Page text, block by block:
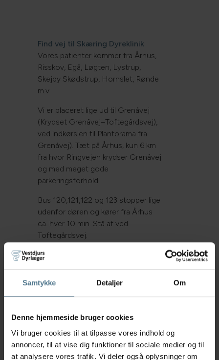
Samtykke Detaljer Om
Denne hjemmeside bruger cookies
Vi bruger cookies til at tilpasse vores indhold og
annoncer, til at vise dig funktioner til sociale medier og til
at analysere vores trafik. Vi deler også oplysninger om
Find vej til Skæring Dyreklinik
Vores patienter kommer fra Århus,
Risskov, Egå, Løgten, Lystrup,
Skejby Skødstrup, Hornslet, Rønde
m.v
Vi er placeret lige ud til Grenåvej
(Krydset Grenåvej–Toftegårdsvej),
ved indkørslen til Plantorama fra
Grenåvej). Tæt på Århus, kun 6 km
fra hvor Ringvejen krydser Grenåvej
og med meget gode
parkeringsforhold.
Bus 120,121,122 og 123 stopper lige
udenfor døren og kører fra Århus
ca. hver 10 min. Stå af ved
Toftegårdsvej.